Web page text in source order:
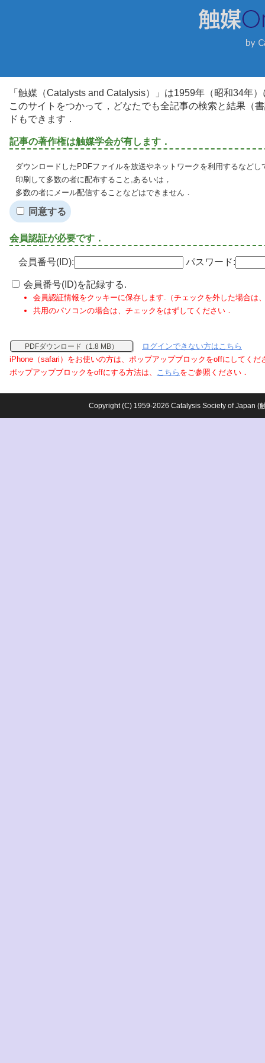
「触媒（Catalysts and Catalysis）」は1959年（昭和34年
このサイトをつかって，どなたでも全記事の検索と結果（
ドもできます．
記事の著作権は触媒学会が有します．
ダウンロードしたPDFファイルを放送やネットワークを利用するなど
印刷して多数の者に配布すること,あるいは，
多数の者にメール配信することなどはできません．
同意する
会員認証が必要です．
会員番号(ID): パスワード:
会員番号(ID)を記録する.
会員認証情報をクッキーに保存します.（チェックを外した場合は
共用のパソコンの場合は、チェックをはずしてください．
PDFダウンロード（1.8 MB）
ログインできない方はこちら
iPhone（safari）をお使いの方は、ポップアップブロックをoffにしてくだ
ポップアップブロックをoffにする方法は、 こちら をご参照ください．
Copyright (C) 1959-2026 Catalysis Society of Japan (